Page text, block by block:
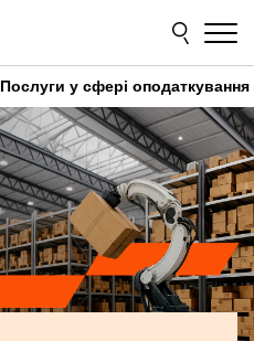
Послуги у сфері оподаткування